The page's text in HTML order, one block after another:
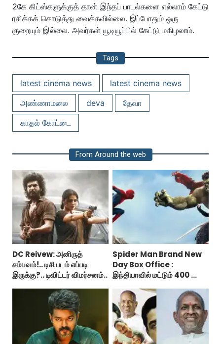
2கே கிட்ஸ்களுக்குத் தான் இந்தப் பாடல்களை எல்லாம் கேட்டு
ரசிக்கக் கொடுத்து வைக்கவில்லை. இப்போதும் ஒரு
குறையும் இல்லை. அவர்கள் யூடியூப்பில் கேட்டு மகிழலாம்.
Tags
latest cinema news
latest cinema news
அண்ணாமலை
deva
தேவா
காதல் கோட்டை
From Around the web
DC Reivew: அனிருத்
சம்பவம்!.. டிசி படம் எப்படி
இருக்கு?.. டிவிட்டர் விமர்சனம்..
Spider Man Brand New
Day Box Office :
இந்தியாவில் மட்டும் 400 கோடி
பிராண்ட் நியூ டே?